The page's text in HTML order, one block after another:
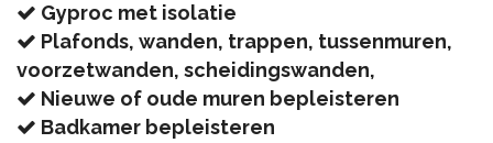
Gyproc met isolatie
Plafonds, wanden, trappen, tussenmuren,
voorzetwanden, scheidingswanden,
Nieuwe of oude muren bepleisteren
Badkamer bepleisteren